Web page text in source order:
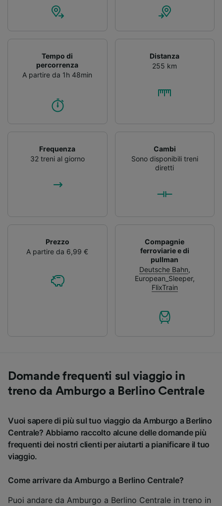
Tempo di
percorrenza
A partire da 1h 48min
Distanza
255 km
Frequenza
32 treni al giorno
Cambi
Sono disponibili treni
diretti
Prezzo
A partire da 6,99 €
Compagnie
ferroviarie e di
pullman
Deutsche Bahn,
European_Sleeper,
FlixTrain
Domande frequenti sul viaggio in
treno da Amburgo a Berlino Centrale
Vuoi sapere di più sul tuo viaggio da Amburgo a Berlino
Centrale? Abbiamo raccolto alcune delle domande più
frequenti dei nostri clienti per aiutarti a pianificare il tuo
viaggio.
Come arrivare da Amburgo a Berlino Centrale?
Puoi andare da Amburgo a Berlino Centrale in treno in